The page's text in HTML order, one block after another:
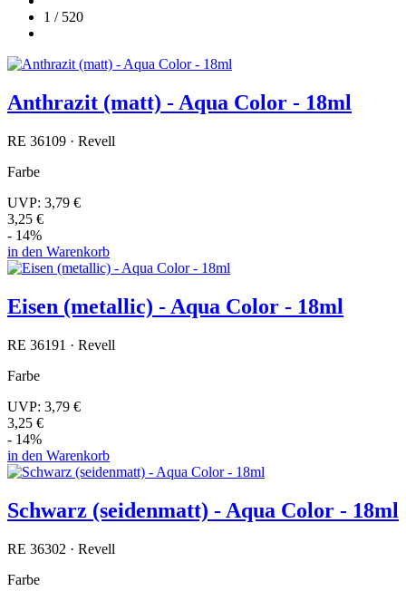
1 / 520
Anthrazit (matt) - Aqua Color - 18ml
RE 36109 · Revell
Farbe
UVP: 3,79 €
3,25 €
- 14%
in den Warenkorb
Eisen (metallic) - Aqua Color - 18ml
RE 36191 · Revell
Farbe
UVP: 3,79 €
3,25 €
- 14%
in den Warenkorb
Schwarz (seidenmatt) - Aqua Color - 18ml
RE 36302 · Revell
Farbe